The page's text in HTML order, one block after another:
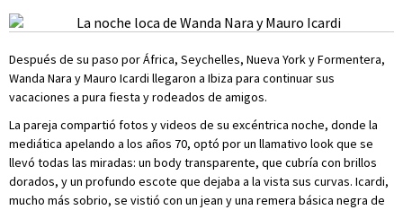
Después de su paso por África, Seychelles, Nueva York y Formentera,
Wanda Nara y Mauro Icardi llegaron a Ibiza para continuar sus
vacaciones a pura fiesta y rodeados de amigos.
La pareja compartió fotos y videos de su excéntrica noche, donde la
mediática apelando a los años 70, optó por un llamativo look que se
llevó todas las miradas: un body transparente, que cubría con brillos
dorados, y un profundo escote que dejaba a la vista sus curvas. Icardi,
mucho más sobrio, se vistió con un jean y una remera básica negra de